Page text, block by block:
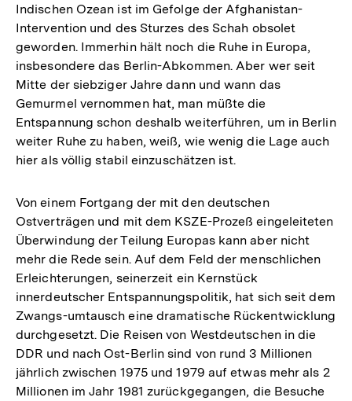
Indischen Ozean ist im Gefolge der Afghanistan-
Intervention und des Sturzes des Schah obsolet
geworden. Immerhin hält noch die Ruhe in Europa,
insbesondere das Berlin-Abkommen. Aber wer seit
Mitte der siebziger Jahre dann und wann das
Gemurmel vernommen hat, man müßte die
Entspannung schon deshalb weiterführen, um in Berlin
weiter Ruhe zu haben, weiß, wie wenig die Lage auch
hier als völlig stabil einzuschätzen ist.
Von einem Fortgang der mit den deutschen
Ostverträgen und mit dem KSZE-Prozeß eingeleiteten
Überwindung der Teilung Europas kann aber nicht
mehr die Rede sein. Auf dem Feld der menschlichen
Erleichterungen, seinerzeit ein Kernstück
innerdeutscher Entspannungspolitik, hat sich seit dem
Zwangs-umtausch eine dramatische Rückentwicklung
durchgesetzt. Die Reisen von Westdeutschen in die
DDR und nach Ost-Berlin sind von rund 3 Millionen
jährlich zwischen 1975 und 1979 auf etwas mehr als 2
Millionen im Jahr 1981 zurückgegangen, die Besuche